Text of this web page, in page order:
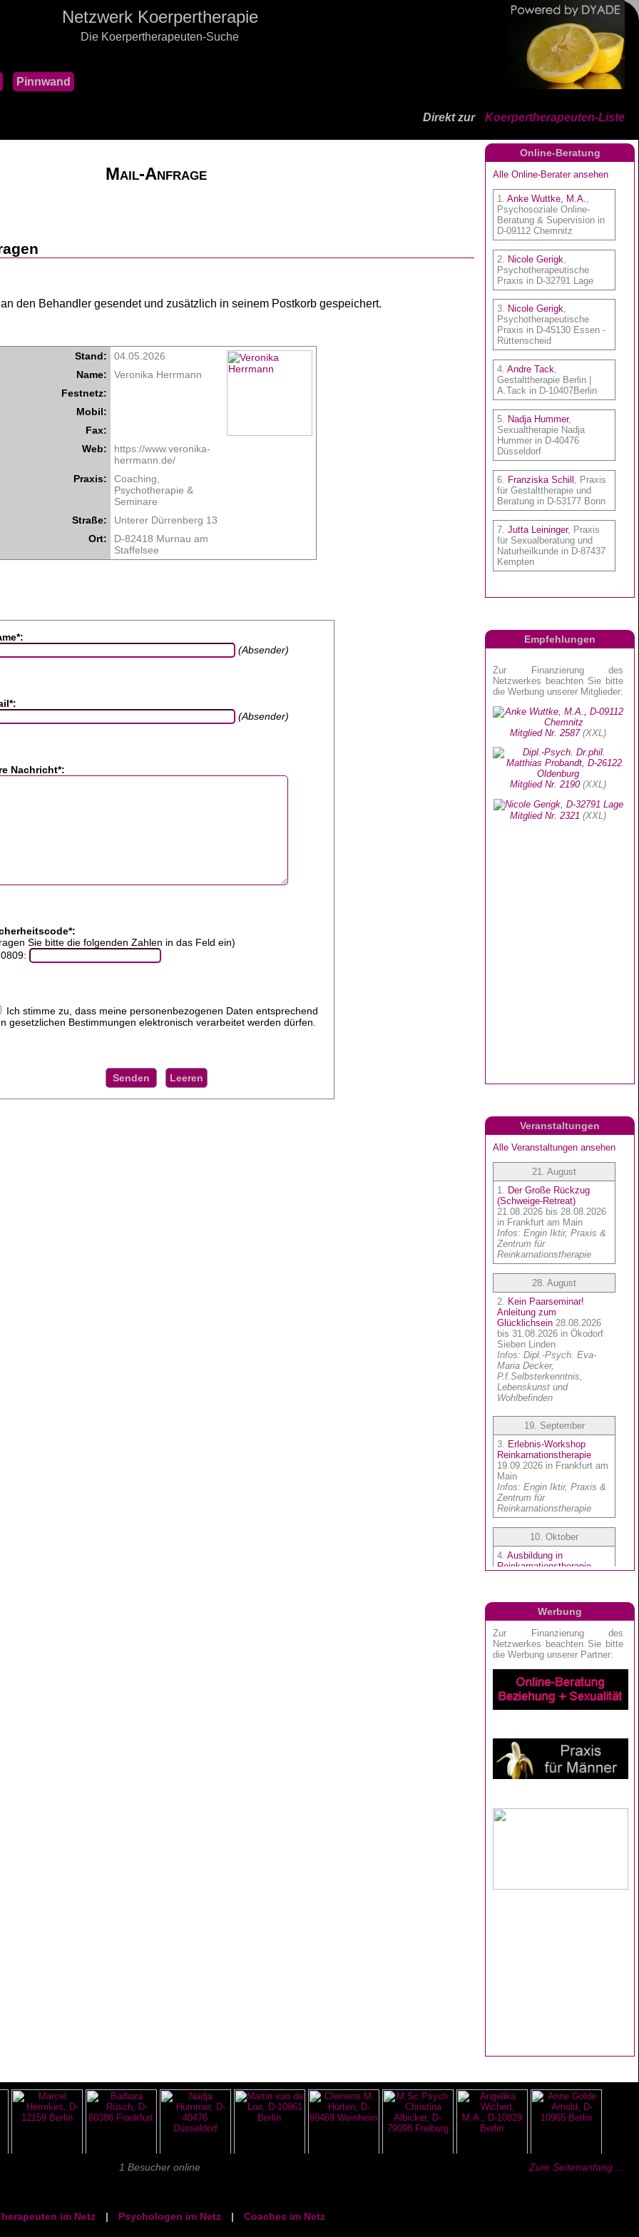
Netzwerk Koerpertherapie
Die Koerpertherapeuten-Suche
Pinnwand
Direkt zur Koerpertherapeuten-Liste
Mail-Anfrage
den Behandler gesendet und zusätzlich in seinem Postkorb gespeichert.
Stand:
04.05.2026
Name:
Veronika Herrmann
Festnetz:
Mobil:
Fax:
Web:
https://www.veronika-
herrmann.de/
Praxis:
Coaching,
Psychotherapie &
Seminare
Straße:
Unterer Dürrenberg 13
Ort:
D-82418 Murnau am
Staffelsee
(Absender)
(Absender)
Nachricht*:
Sie bitte die folgenden Zahlen in das Feld ein)
Ich stimme zu, dass meine personenbezogenen Daten entsprechend
gesetzlichen Bestimmungen elektronisch verarbeitet werden dürfen.
Online-Beratung
Empfehlungen
Veranstaltungen
Werbung
1 Besucher online Zum Seitenanfang ...
im Netz | Psychologen im Netz | Coaches im Netz